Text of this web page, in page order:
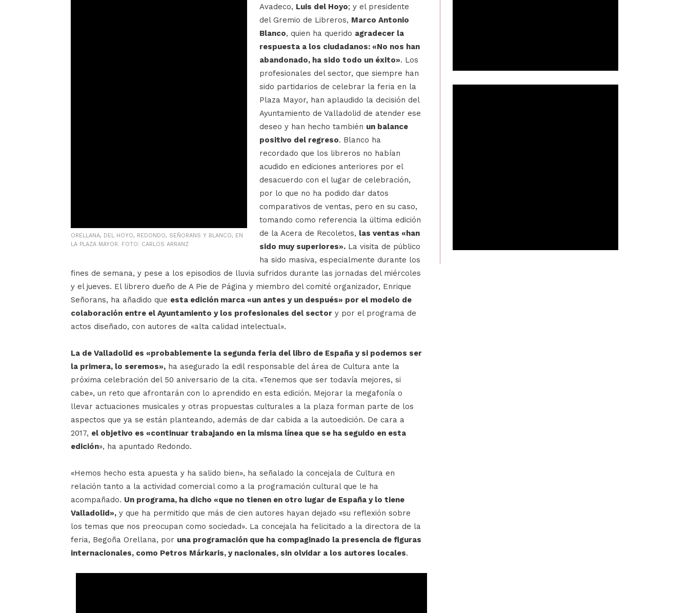
ORELLANA, DEL HOYO, REDONDO, SEÑORANS Y BLANCO, EN
LA PLAZA MAYOR. FOTO: CARLOS ARRANZ
Avadeco, Luis del Hoyo; y el presidente
del Gremio de Libreros, Marco Antonio
Blanco, quien ha querido agradecer la
respuesta a los ciudadanos: «No nos han
abandonado, ha sido todo un éxito». Los
profesionales del sector, que siempre han
sido partidarios de celebrar la feria en la
Plaza Mayor, han aplaudido la decisión del
Ayuntamiento de Valladolid de atender ese
deseo y han hecho también un balance
positivo del regreso. Blanco ha
recordado que los libreros no habían
acudido en ediciones anteriores por el
desacuerdo con el lugar de celebración,
por lo que no ha podido dar datos
comparativos de ventas, pero en su caso,
tomando como referencia la última edición
de la Acera de Recoletos, las ventas «han
sido muy superiores». La visita de público
ha sido masiva, especialmente durante los
fines de semana, y pese a los episodios de lluvia sufridos durante las jornadas del miércoles
y el jueves. El librero dueño de A Pie de Página y miembro del comité organizador, Enrique
Señorans, ha añadido que esta edición marca «un antes y un después» por el modelo de
colaboración entre el Ayuntamiento y los profesionales del sector y por el programa de
actos diseñado, con autores de «alta calidad intelectual».
La de Valladolid es «probablemente la segunda feria del libro de España y si podemos ser
la primera, lo seremos», ha asegurado la edil responsable del área de Cultura ante la
próxima celebración del 50 aniversario de la cita. «Tenemos que ser todavía mejores, si
cabe», un reto que afrontarán con lo aprendido en esta edición. Mejorar la megafonía o
llevar actuaciones musicales y otras propuestas culturales a la plaza forman parte de los
aspectos que ya se están planteando, además de dar cabida a la autoedición. De cara a
2017, el objetivo es «continuar trabajando en la misma línea que se ha seguido en esta
edición», ha apuntado Redondo.
«Hemos hecho esta apuesta y ha salido bien», ha señalado la concejala de Cultura en
relación tanto a la actividad comercial como a la programación cultural que le ha
acompañado. Un programa, ha dicho «que no tienen en otro lugar de España y lo tiene
Valladolid», y que ha permitido que más de cien autores hayan dejado «su reflexión sobre
los temas que nos preocupan como sociedad». La concejala ha felicitado a la directora de la
feria, Begoña Orellana, por una programación que ha compaginado la presencia de figuras
internacionales, como Petros Márkaris, y nacionales, sin olvidar a los autores locales.